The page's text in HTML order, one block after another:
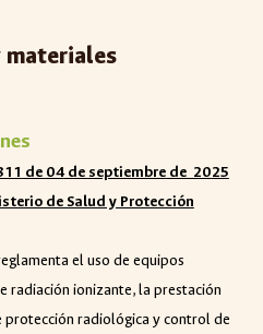
materiales
de 04de septiembrede 2025
de Salud y Protección
el uso de equipos
radiación ionizante, la prestación
protección radiológica y control de